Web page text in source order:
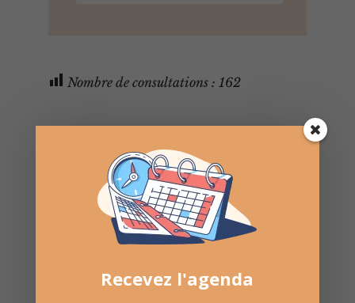
Nombre de consultations : 162
Recevez l'agenda